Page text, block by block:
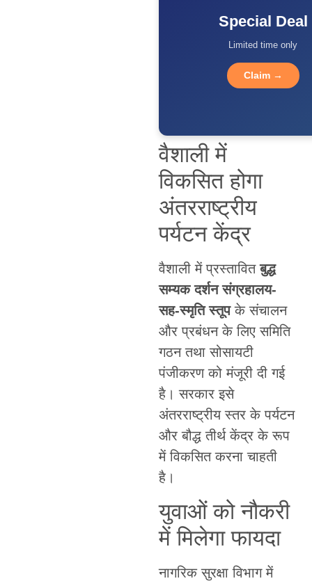
Special Deal
Limited time only
Claim →
वैशाली में
विकसित होगा
अंतरराष्ट्रीय
पर्यटन केंद्र
वैशाली में प्रस्तावितबुद्ध
सम्यक दर्शन संग्रहालय-
सह-स्मृति स्तूपके संचालन
और प्रबंधन के लिए समिति
गठन तथा सोसायटी
पंजीकरण को मंजूरी दी गई
है। सरकार इसे
अंतरराष्ट्रीय स्तर के पर्यटन
और बौद्ध तीर्थ केंद्र के रूप
में विकसित करना चाहती
है।
युवाओं को नौकरी
में मिलेगा फायदा
नागरिक सुरक्षा विभाग में